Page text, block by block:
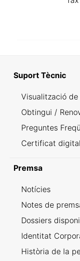
Suport Tècnic
Visualització
Obtingui /
Preguntes
Certificat
Premsa
Notícies
Notes de
Dossiers
Identitat
Història de la